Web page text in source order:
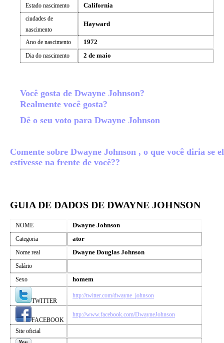
Estado nascimento California
ciudades de
nascimento
Hayward
Ano de nascimento 1972
Dia do nascimento 2 de maio
Você gosta de Dwayne Johnson?
Realmente você gosta?
Dê o seu voto para Dwayne Johnson
Comente sobre Dwayne Johnson , o que você diria se
estivesse na frente de você??
GUIA DE DADOS DE DWAYNE JOHNSON
NOME Dwayne Johnson
Categoria ator
Nome real Dwayne Douglas Johnson
Salário
Sexo
homem
TWITTER
http://twitter.com/dwayne_johnson
FACEBOOK
http://www.facebook.com/DwayneJohnson
Site oficial